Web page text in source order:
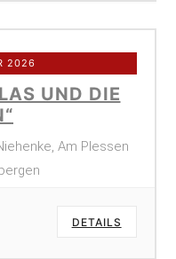
2026
UND DIE
Am Plessen
DETAILS